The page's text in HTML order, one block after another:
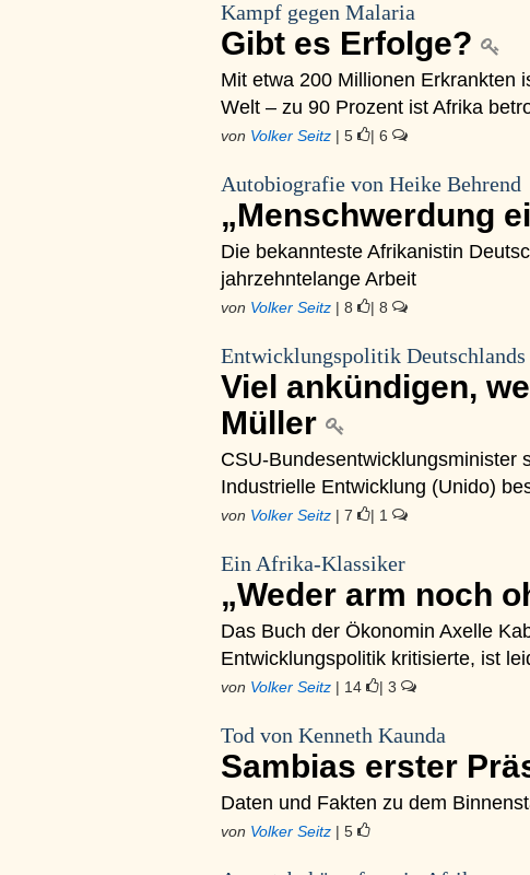
Kampf gegen Malaria
Gibt es Erfolge?
Mit etwa 200 Millionen Erkrankten
Welt – zu 90 Prozent ist Afrika
von Volker Seitz | 5 | 6
Autobiografie von Heike Behrend
„Menschwerdung
Die bekannteste Afrikanistin
jahrzehntelange Arbeit
von Volker Seitz | 8 | 8
Entwicklungspolitik Deutschlands
Viel ankündigen,
Müller
CSU-Bundesentwicklungsminister
Industrielle Entwicklung (Unido)
von Volker Seitz | 7 | 1
Ein Afrika-Klassiker
„Weder arm noch
Das Buch der Ökonomin Axelle
Entwicklungspolitik kritisierte, ist
von Volker Seitz | 14 | 3
Tod von Kenneth Kaunda
Sambias erster
Daten und Fakten zu dem
von Volker Seitz | 5